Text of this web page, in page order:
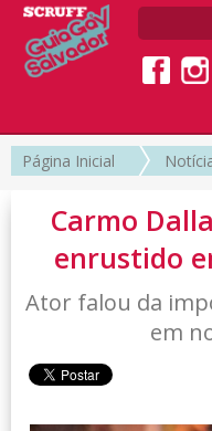
Página Inicial
Carmo
enrustido
Ator falou da
em